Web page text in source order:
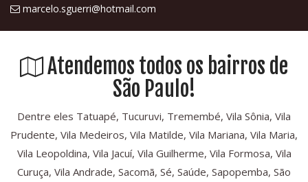
marcelo.sguerri@hotmail.com
Atendemos todos os bairros de
São Paulo!
Dentre eles Tatuapé, Tucuruvi, Tremembé, Vila Sônia, Vila
Prudente, Vila Medeiros, Vila Matilde, Vila Mariana, Vila Maria,
Vila Leopoldina, Vila Jacuí, Vila Guilherme, Vila Formosa, Vila
Curuça, Vila Andrade, Sacomã, Sé, Saúde, Sapopemba, São